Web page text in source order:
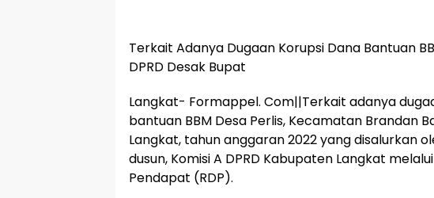
Terkait Adanya Dugaan Korupsi Dana Bantuan
DPRD Desak Bupat
Langkat- Formappel. Com||Terkait adanya
bantuan BBM Desa Perlis, Kecamatan Brandan
Langkat, tahun anggaran 2022 yang disalurkan
dusun, Komisi A DPRD Kabupaten Langkat
Pendapat (RDP).